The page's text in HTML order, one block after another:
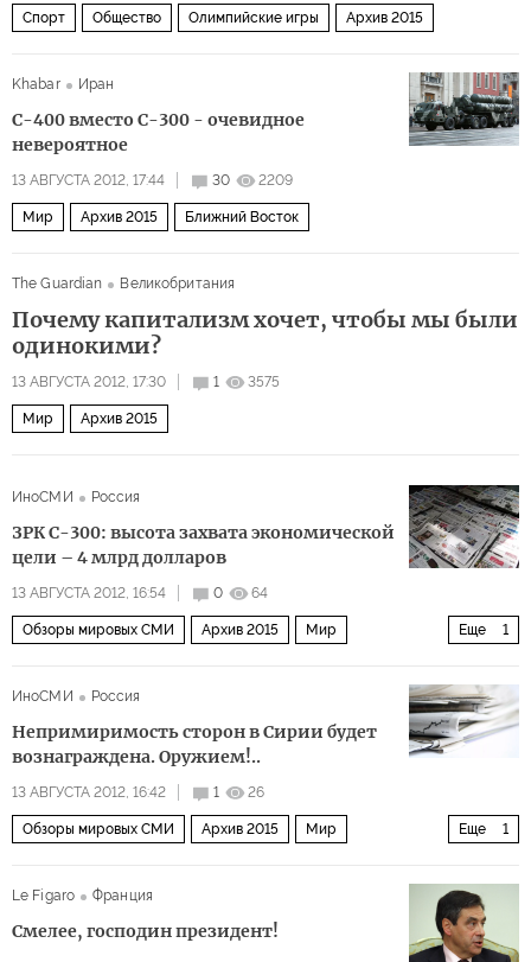
Спорт Общество Олимпийские игры Архив 2015
Khabar Иран
С-400 вместо С-300 - очевидное
невероятное
13 АВГУСТА 2012, 17:44 30 2209
Мир Архив 2015 Ближний Восток
The Guardian Великобритания
Почему капитализм хочет, чтобы мы были
одинокими?
13 АВГУСТА 2012, 17:30 1 3575
Мир Архив 2015
ИноСМИ Россия
ЗРК С-300: высота захвата экономической
цели – 4 млрд долларов
13 АВГУСТА 2012, 16:54 0 64
Еще 1
Обзоры мировых СМИ Архив 2015 Мир
ИноСМИ
Россия
Непримиримость сторон в Сирии будет
вознаграждена. Оружием!..
13 АВГУСТА 2012, 16:42 1 26
Еще 1
Обзоры мировых СМИ Архив 2015 Мир
Le Figaro
Франция
Смелее, господин президент!